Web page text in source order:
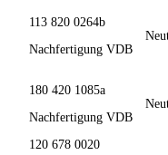
113 820 0264b
Nachfertigung VDB
180 420 1085a
Nachfertigung VDB
120 678 0020